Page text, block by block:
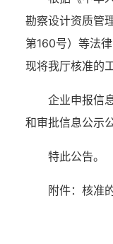
勘察设计资质管
第160号）等法
现将我厅核准的
企业申报信
和审批信息公示
特此公告。
附件：核准